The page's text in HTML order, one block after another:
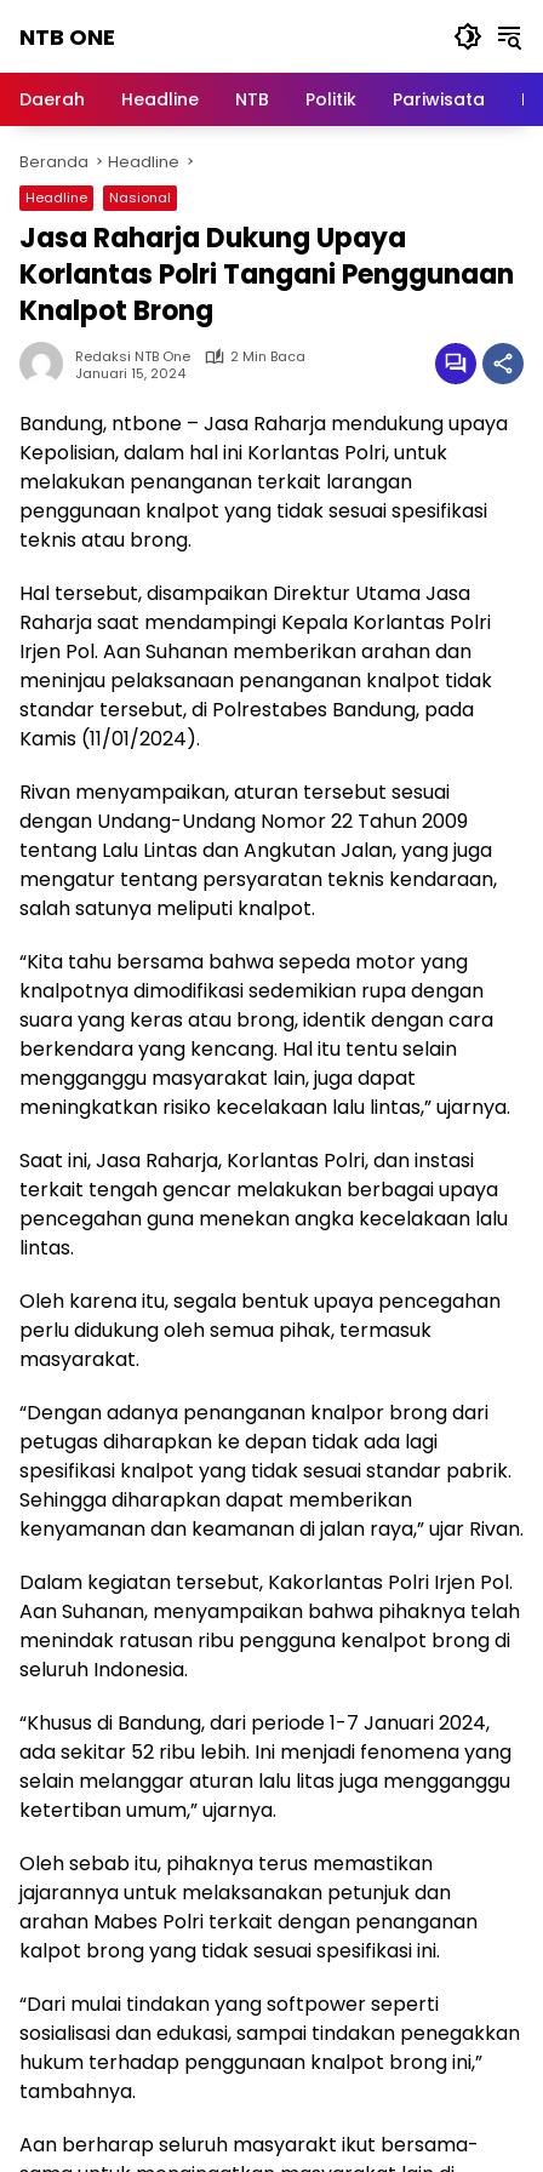
NTB ONE
dan
Berita
Lombok
Daerah Headline NTB Politik Pariwisata
Beranda Headline
Headline Nasional
Jasa Raharja Dukung Upaya
Korlantas Polri Tangani Penggunaan
Knalpot Brong
Redaksi NTB One
2 Min Baca
Januari 15, 2024
Bandung, ntbone – Jasa Raharja mendukung upaya
Kepolisian, dalam hal ini Korlantas Polri, untuk
melakukan penanganan terkait larangan
penggunaan knalpot yang tidak sesuai spesifikasi
teknis atau brong.
Hal tersebut, disampaikan Direktur Utama Jasa
Raharja saat mendampingi Kepala Korlantas Polri
Irjen Pol. Aan Suhanan memberikan arahan dan
meninjau pelaksanaan penanganan knalpot tidak
standar tersebut, di Polrestabes Bandung, pada
Kamis (11/01/2024).
Rivan menyampaikan, aturan tersebut sesuai
dengan Undang-Undang Nomor 22 Tahun 2009
tentang Lalu Lintas dan Angkutan Jalan, yang juga
mengatur tentang persyaratan teknis kendaraan,
salah satunya meliputi knalpot.
“Kita tahu bersama bahwa sepeda motor yang
knalpotnya dimodifikasi sedemikian rupa dengan
suara yang keras atau brong, identik dengan cara
berkendara yang kencang. Hal itu tentu selain
mengganggu masyarakat lain, juga dapat
meningkatkan risiko kecelakaan lalu lintas,” ujarnya.
Saat ini, Jasa Raharja, Korlantas Polri, dan instasi
terkait tengah gencar melakukan berbagai upaya
pencegahan guna menekan angka kecelakaan lalu
lintas.
Oleh karena itu, segala bentuk upaya pencegahan
perlu didukung oleh semua pihak, termasuk
masyarakat.
“Dengan adanya penanganan knalpor brong dari
petugas diharapkan ke depan tidak ada lagi
spesifikasi knalpot yang tidak sesuai standar pabrik.
Sehingga diharapkan dapat memberikan
kenyamanan dan keamanan di jalan raya,” ujar Rivan.
Dalam kegiatan tersebut, Kakorlantas Polri Irjen Pol.
Aan Suhanan, menyampaikan bahwa pihaknya telah
menindak ratusan ribu pengguna kenalpot brong di
seluruh Indonesia.
“Khusus di Bandung, dari periode 1-7 Januari 2024,
ada sekitar 52 ribu lebih. Ini menjadi fenomena yang
selain melanggar aturan lalu litas juga mengganggu
ketertiban umum,” ujarnya.
Oleh sebab itu, pihaknya terus memastikan
jajarannya untuk melaksanakan petunjuk dan
arahan Mabes Polri terkait dengan penanganan
kalpot brong yang tidak sesuai spesifikasi ini.
“Dari mulai tindakan yang softpower seperti
sosialisasi dan edukasi, sampai tindakan penegakkan
hukum terhadap penggunaan knalpot brong ini,”
tambahnya.
Aan berharap seluruh masyarakt ikut bersama-